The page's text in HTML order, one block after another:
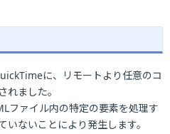
に、リモートより任意のコ
れました。
ファイル内の特定の要素を処理す
ないことにより発生します。